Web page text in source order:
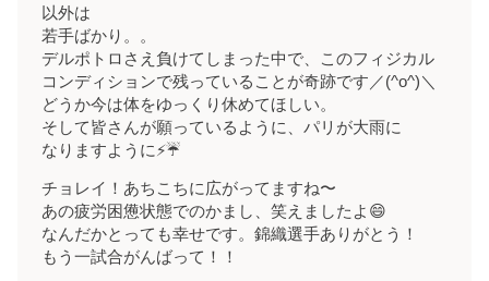
以外は
若手ばかり。。
デルポトロさえ負けてしまった中で、このフィジカル
コンディションで残っていることが奇跡です／(^o^)＼
どうか今は体をゆっくり休めてほしい。
そして皆さんが願っているように、パリが大雨に
なりますように⚡️☔️
チョレイ！あちこちに広がってますね〜
あの疲労困憊状態でのかまし、笑えましたよ😄
なんだかとっても幸せです。錦織選手ありがとう！
もう一試合がんばって！！